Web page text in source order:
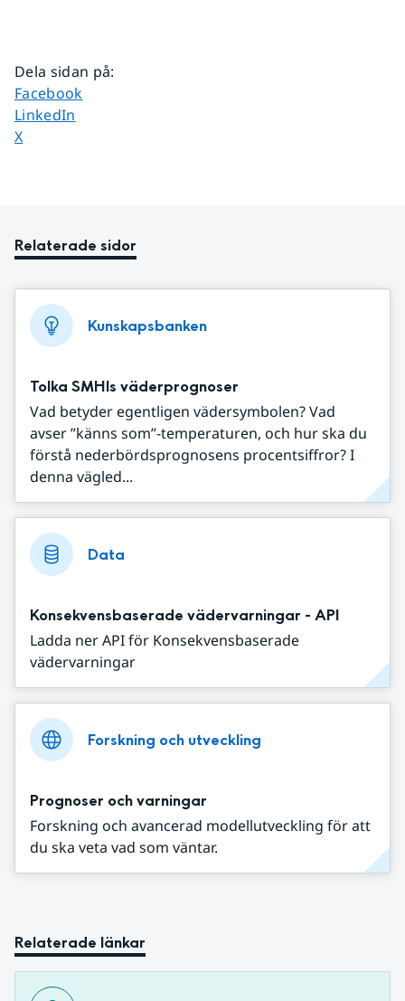
Dela sidan på:
Dela sidan på
Facebook
Dela sidan på
LinkedIn
Dela sidan på
X
Relaterade sidor
Kunskapsbanken
Tolka SMHIs väderprognoser
Vad betyder egentligen vädersymbolen? Vad
avser ”känns som”-temperaturen, och hur ska du
förstå nederbördsprognosens procentsiffror? I
denna vägled...
Data
Konsekvensbaserade vädervarningar - API
Ladda ner API för Konsekvensbaserade
vädervarningar
Forskning och utveckling
Prognoser och varningar
Forskning och avancerad modellutveckling för att
du ska veta vad som väntar.
Relaterade länkar